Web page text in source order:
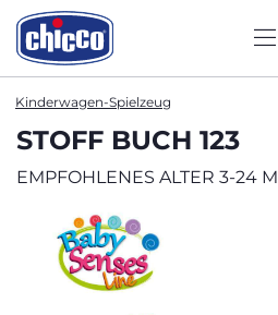
Kinderwagen-Spielzeug
STOFF BUCH 123
EMPFOHLENES ALTER 3-24 M